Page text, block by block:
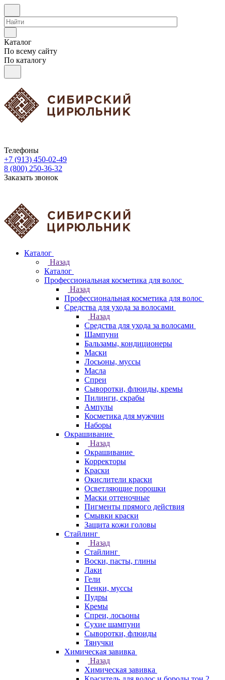
Каталог
По всему сайту
По каталогу
Телефоны
+7 (913) 450-02-49
8 (800) 250-36-32
Заказать звонок
Каталог
Назад
Каталог
Профессиональная косметика для волос
Назад
Профессиональная косметика для волос
Средства для ухода за волосами
Назад
Средства для ухода за волосами
Шампуни
Бальзамы, кондиционеры
Маски
Лосьоны, муссы
Масла
Спреи
Сыворотки, флюиды, кремы
Пилинги, скрабы
Ампулы
Косметика для мужчин
Наборы
Окрашивание
Назад
Окрашивание
Корректоры
Краски
Окислители краски
Осветляющие порошки
Маски оттеночные
Пигменты прямого действия
Смывки краски
Защита кожи головы
Стайлинг
Назад
Стайлинг
Воски, пасты, глины
Лаки
Гели
Пенки, муссы
Пудры
Кремы
Спреи, лосьоны
Сухие шампуни
Сыворотки, флюиды
Тянучки
Химическая завивка
Назад
Химическая завивка